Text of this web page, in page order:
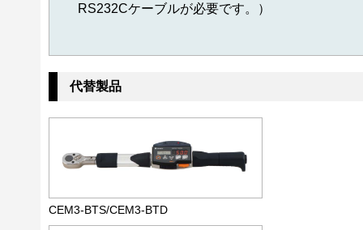
RS232Cケーブルが必要です。）
代替製品
CEM3-BTS/CEM3-BTD